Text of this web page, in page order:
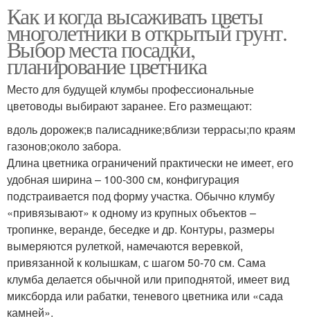
Как и когда высаживать цветы
многолетники в открытый грунт.
Выбор места посадки,
планирование цветника
Место для будущей клумбы профессиональные
цветоводы выбирают заранее. Его размещают:
вдоль дорожек;в палисаднике;вблизи террасы;по краям
газонов;около забора.
Длина цветника ограничений практически не имеет, его
удобная ширина – 100-300 см, конфигурация
подстраивается под форму участка. Обычно клумбу
«привязывают» к одному из крупных объектов –
тропинке, веранде, беседке и др. Контуры, размеры
вымеряются рулеткой, намечаются веревкой,
привязанной к колышкам, с шагом 50-70 см. Сама
клумба делается обычной или приподнятой, имеет вид
миксборда или рабатки, теневого цветника или «сада
камней».